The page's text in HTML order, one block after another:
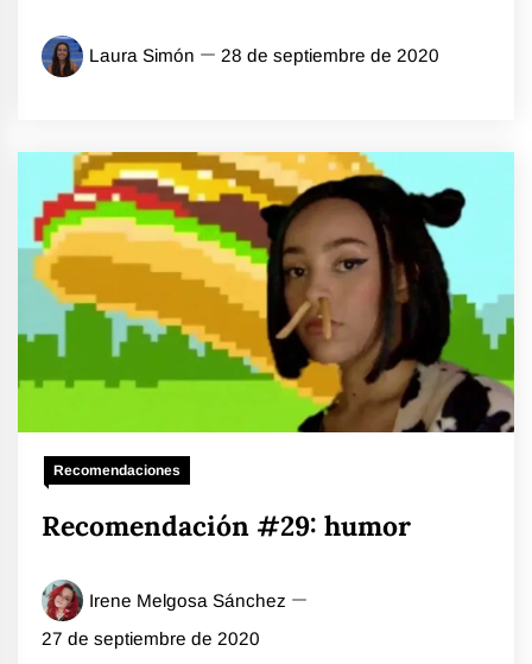
Laura Simón 28 de septiembre de 2020
Recomendaciones
Recomendación #29: humor
Irene Melgosa Sánchez
27 de septiembre de 2020